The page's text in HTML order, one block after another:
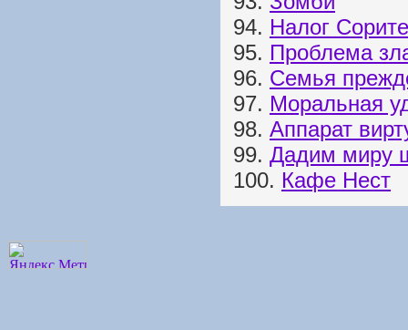
94. Налог
95. Проблема
96. Семья
97. Моральная
98. Аппарат
99. Дадим миру
100. Кафе Нест